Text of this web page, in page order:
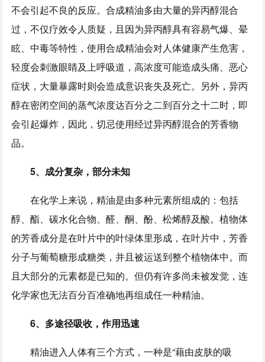
不会引起不良的反应。合成精油多由大量的异丙醇混合
过，不仅疗效令人质疑，且因为异丙醇具有容易气爆、晕
眩、中毒等特性，使用合成精油会对人体健康产生危害，
轻度会刺激眼睛及上呼吸道，高浓度可能造成头痛、恶心
症状，大量暴露时则会造成意识丧失及死亡。另外，异丙
醇在密闭空间的蒸气浓度达百分之二到百分之十二时，即
会引起爆炸，因此，切忌使用经过异丙醇混合的芳香物
品。
5、成分复杂，部分未知
在化学上来说，精油是由多种元素所组成的：包括
醇、酯、碳水化合物、醛、酮、酚、松烯醇及酸。植物体
的芳香成分是在叶片中的叶绿体里形成，在叶片中，芳香
分子与葡萄糖形成糖类，并且被运送到整个植物体中。而
且大部分的元素都是已知的。但仍有许多尚未被发觉，连
化学家也无法百分百准确地再组成任一种精油。
6、多途径吸收，作用迅速
精油进入人体有三个方式，一种是“藉由皮肤的吸